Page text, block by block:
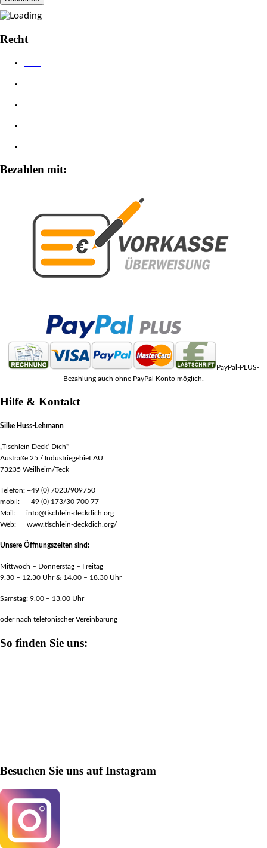
Recht
Bezahlen mit:
PayPal-PLUS-
Bezahlung auch ohne PayPal Konto möglich.
Hilfe & Kontakt
Silke Huss-Lehmann
„Tischlein Deck‘ Dich“
Austraße 25 / Industriegebiet AU
73235 Weilheim/Teck
Telefon: +49 (0) 7023/909750
mobil: +49 (0) 173/30 700 77
Mail: info@tischlein-deckdich.org
Web: www.tischlein-deckdich.org/
Unsere Öffnungszeiten sind:
Mittwoch – Donnerstag – Freitag
9.30 – 12.30 Uhr & 14.00 – 18.30 Uhr
Samstag: 9.00 – 13.00 Uhr
oder nach telefonischer Vereinbarung
So finden Sie uns:
Besuchen Sie uns auf Instagram